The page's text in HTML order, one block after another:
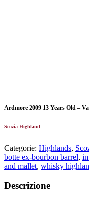
Ardmore 2009 13 Years Old –
Scozia Highland
Categorie: Highlands,
botte ex-bourbon barrel,
and mallet, whisky
Descrizione